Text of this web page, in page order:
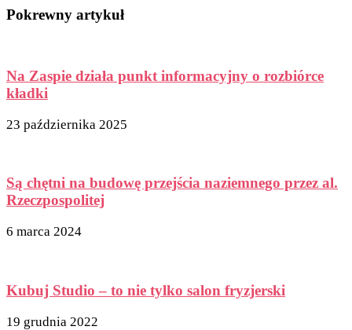
Pokrewny artykuł
Na Zaspie działa punkt informacyjny o rozbiórce
kładki
23 października 2025
Są chętni na budowę przejścia naziemnego przez al.
Rzeczpospolitej
6 marca 2024
Kubuj Studio – to nie tylko salon fryzjerski
19 grudnia 2022